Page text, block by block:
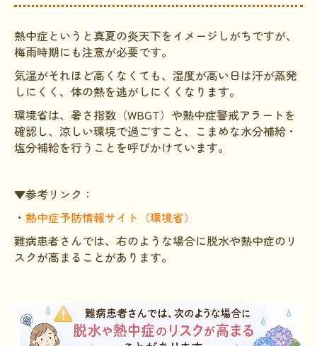
熱中症というと真夏の炎天下をイメージしがちですが、
梅雨時期にも注意が必要です。
気温がそれほど高くなくても、湿度が高い日は汗が蒸発
しにくく、体の熱を逃がしにくくなります。
環境省は、暑さ指数（WBGT）や熱中症警戒アラートを
確認し、涼しい環境で過ごすこと、こまめな水分補給・
塩分補給を行うことを呼びかけています。
▼参考リンク：
・ 熱中症予防情報サイト（環境省）
難病患者さんでは、右のような場合に脱水や熱中症のリ
スクが高まることがあります。